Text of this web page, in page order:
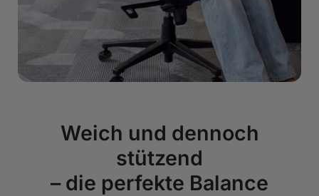
Weich und dennoch
stützend
– die perfekte Balance